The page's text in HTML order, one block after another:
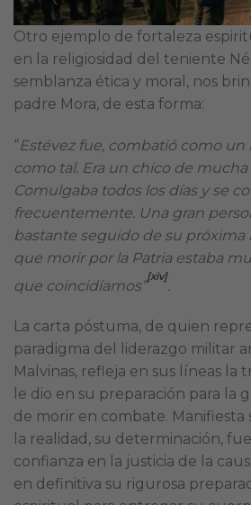
Otro ejemplo de fortaleza
en la religiosidad del teniente
semblanza ética y moral, nos
padre Mora, de esta forma:
“Estévez fue, combatió como un
como tal. Era un chico de
Comulgaba todos los días y se
frecuentemente. Una gran
bastante seguido de su próxima
que morir por la Patria estaba
que coincidíamos”
[xiv]
La carta póstuma, de quien
paradigma del liderazgo militar
Malvinas, refleja en sus líneas la
le dio en su preparación para la
de morir en combate. Manifiesta
la realidad, su determinación,
confianza en la justicia de la
en definitiva su rigurosa